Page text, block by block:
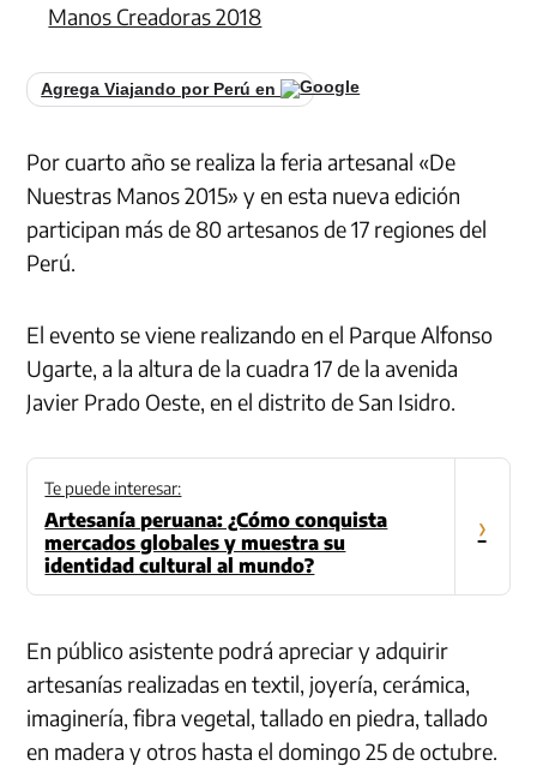
Manos Creadoras 2018
Agrega Viajando por Perú en
Por cuarto año se realiza la feria artesanal «De
Nuestras Manos 2015» y en esta nueva edición
participan más de 80 artesanos de 17 regiones del
Perú.
El evento se viene realizando en el Parque Alfonso
Ugarte, a la altura de la cuadra 17 de la avenida
Javier Prado Oeste, en el distrito de San Isidro.
Te puede interesar:
Artesanía peruana: ¿Cómo conquista
mercados globales y muestra su
identidad cultural al mundo?
›
En público asistente podrá apreciar y adquirir
artesanías realizadas en textil, joyería, cerámica,
imaginería, fibra vegetal, tallado en piedra, tallado
en madera y otros hasta el domingo 25 de octubre.